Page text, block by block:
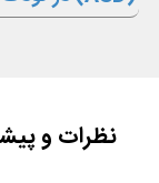
نظرات و